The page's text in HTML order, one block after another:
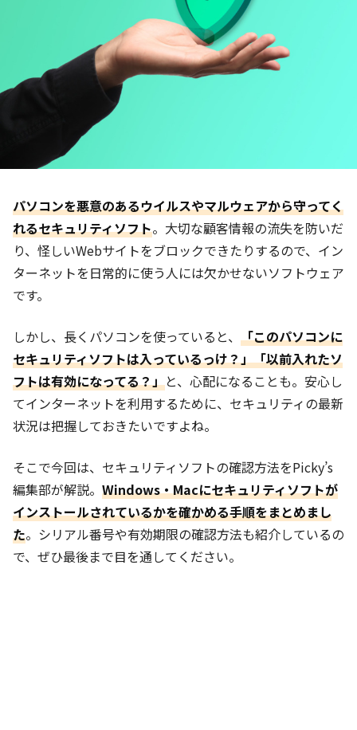
パソコンを悪意のあるウイルスやマルウェアから守ってく
れるセキュリティソフト。大切な顧客情報の流失を防いだ
り、怪しいWebサイトをブロックできたりするので、イン
ターネットを日常的に使う人には欠かせないソフトウェア
です。
しかし、長くパソコンを使っていると、 「このパソコンに
セキュリティソフトは入っているっけ？」「以前入れたソ
フトは有効になってる？」と、心配になることも。安心し
てインターネットを利用するために、セキュリティの最新
状況は把握しておきたいですよね。
そこで今回は、セキュリティソフトの確認方法をPicky’s
編集部が解説。 Windows・Macにセキュリティソフトが
インストールされているかを確かめる手順をまとめまし
た。シリアル番号や有効期限の確認方法も紹介しているの
で、ぜひ最後まで目を通してください。